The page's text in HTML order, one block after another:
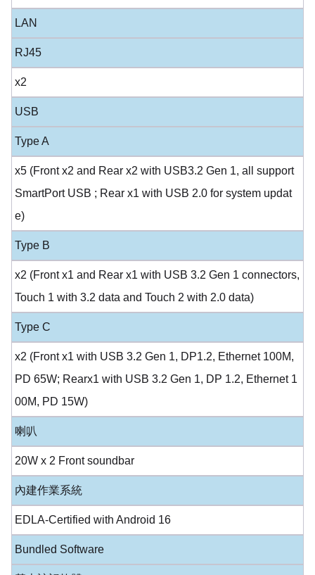
LAN
RJ45
x2
USB
Type A
x5 (Front x2 and Rear x2 with USB3.2 Gen 1, all support
SmartPort USB ; Rear x1 with USB 2.0 for system updat
e)
Type B
x2 (Front x1 and Rear x1 with USB 3.2 Gen 1 connectors,
Touch 1 with 3.2 data and Touch 2 with 2.0 data)
Type C
x2 (Front x1 with USB 3.2 Gen 1, DP1.2, Ethernet 100M,
PD 65W; Rearx1 with USB 3.2 Gen 1, DP 1.2, Ethernet 1
00M, PD 15W)
喇叭
20W x 2 Front soundbar
內建作業系統
EDLA-Certified with Android 16
Bundled Software